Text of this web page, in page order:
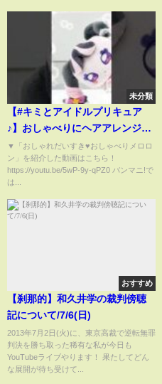
未分類
【#キミとアイドルプリキュア
♪】おしゃべりにヘアアレンジ！
「おしゃれだいすき♥おしゃべり
メロロン」楽しもう！【バンダ
イ公式】 #Shorts #バンダイ #バ
▼「おしゃれだいすき♥おしゃべりメロロ
ン」を紹介した動画はこちら！
https://youtu.be/5wP-9y-qPZ0 バンマニ!で
は...
おすすめ
【刹那的】和久井学の裁判傍聴
記について/7/6(日)
2013年7月2日(火)に、東京高裁で逆転無罪
判決を勝ち取った稀有な私が今日も
YouTubeライブやります！ 果たしてどん
な展開が待ち受けて...